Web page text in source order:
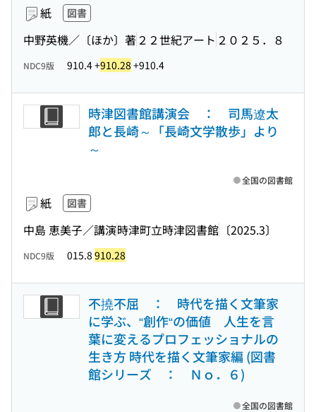
紙 図書
中野英機／〔ほか〕著 ２２世紀アート ２０２５．８
NDC9版 910.4 +910.28 +910.4
時津図書館講演会 ： 司馬遼太
郎と長崎～「長崎文学散歩」より
～
紙 図書
中島 恵美子／講演時津町立時津図書館 〔2025.3〕
全国の図書館
NDC9版 015.8 910.28
不撓不屈 ： 時代を描く文筆家
に学ぶ、“創作“の価値 人生を言
葉に変えるプロフェッショナルの
生き方 時代を描く文筆家編 (図書
館シリーズ ： Ｎｏ．６)
全国の図書館